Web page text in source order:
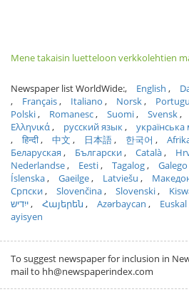
Mene takaisin luetteloon verkkolehtien
Newspaper list WorldWide: English
Français
Italiano Norsk
Polski
Romanesc Suomi Svensk
Ελληνικά
русский язык
हिन्दी
中文 日本語 한국어
Беларуская
Български Català
Nederlandse
Eesti Tagalog Galego
Íslenska
Gaeilge Latviešu
Српски
Slovenčina Slovenski
ייִדיש
Հայերեն Azərbaycan Euskal
ayisyen
To suggest newspaper for inclusion in
mail to hh@newspaperindex.com